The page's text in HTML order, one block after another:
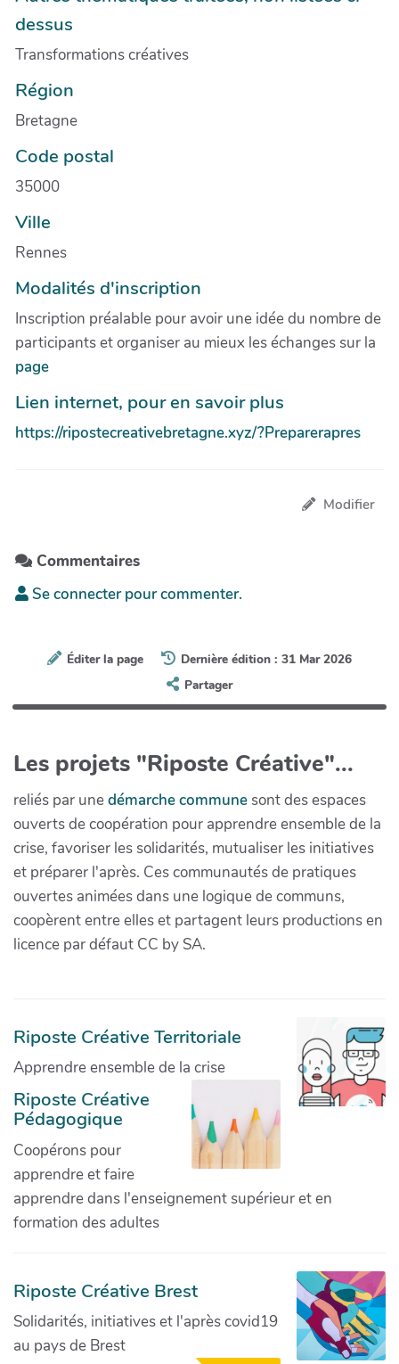
dessus
Transformations créatives
Région
Bretagne
Code postal
35000
Ville
Rennes
Modalités d'inscription
Inscription préalable pour avoir une idée du nombre de
participants et organiser au mieux les échanges sur la
page
Lien internet, pour en savoir plus
https://ripostecreativebretagne.xyz/?Preparerapres
Modifier
Commentaires
Se connecter pour commenter.
Éditer la page
Dernière édition : 31 Mar 2026
Partager
Les projets "Riposte Créative"...
reliés par unedémarche communesont des espaces
ouverts de coopération pour apprendre ensemble de la
crise, favoriser les solidarités, mutualiser les initiatives
et préparer l'après. Ces communautés de pratiques
ouvertes animées dans une logique de communs,
coopèrent entre elles et partagent leurs productions en
licence par défaut CC by SA.
Riposte Créative Territoriale
Apprendre ensemble de la crise
Riposte Créative
Pédagogique
Coopérons pour
apprendre et faire
apprendre dans l'enseignement supérieur et en
formation des adultes
Riposte Créative Brest
Solidarités, initiatives et l'après covid19
au pays de Brest